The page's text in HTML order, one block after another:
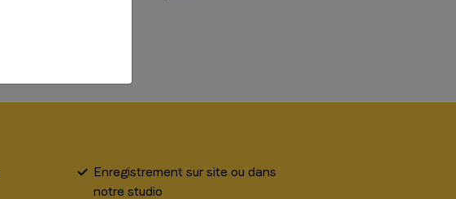
Enregistrement sur site ou dans
notre studio